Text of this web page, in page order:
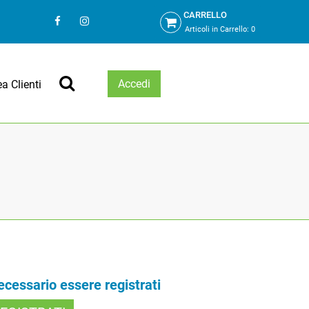
CARRELLO
Articoli in Carrello:0
Clienti Accedi
essere registrati